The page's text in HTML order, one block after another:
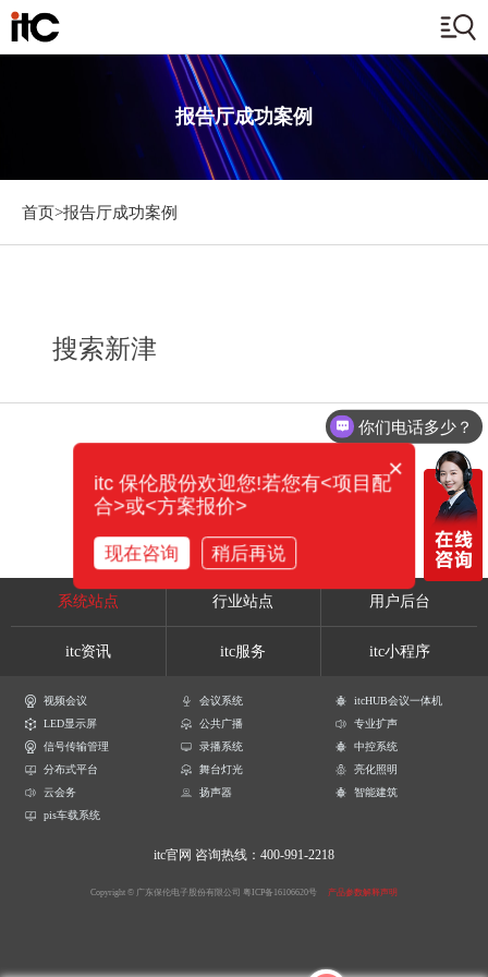
报告厅成功案例
首页>报告厅成功案例
搜索新津
系统站点 行业站点 用户后台
itc资讯 itc服务 itc小程序
视频会议 会议系统
itcHUB会议一体机
LED显示屏
公共广播
专业扩声
信号传输管理
录播系统
中控系统
分布式平台
舞台灯光
亮化照明
云会务
扬声器
智能建筑
pis车载系统
itc官网 咨询热线：400-991-2218
Copyright © 广东保伦电子股份有限公司 粤ICP备16106620号 产品参数解释声明
你们电话多少？
×
itc 保伦股份欢迎您!若您有<项目配
合>或<方案报价>
现在咨询 稍后再说